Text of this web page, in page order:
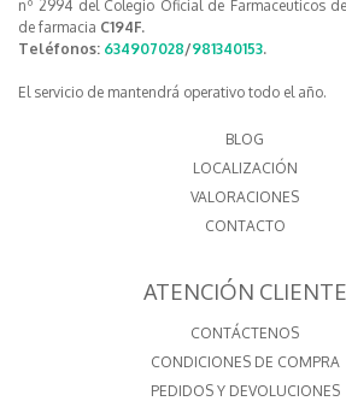
nº 2994 del Colegio Oficial de Farmaceuticos
de farmacia C194F.
Teléfonos: 634907028/981340153.
El servicio de mantendrá operativo todo el año.
BLOG
LOCALIZACIÓN
VALORACIONES
CONTACTO
ATENCIÓN CLIENTE
CONTÁCTENOS
CONDICIONES DE COMPRA
PEDIDOS Y DEVOLUCIONES